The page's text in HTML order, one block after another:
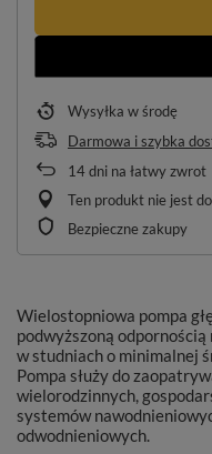
Wysyłka w środę
Darmowa i szybka
14dni na łatwy zwrot
Ten produkt nie jest
Bezpieczne zakupy
Wielostopniowa pompa
podwyższoną
w studniach o minimalnej
Pompa służy do
wielorodzinnych,
systemów
odwodnieniowych.